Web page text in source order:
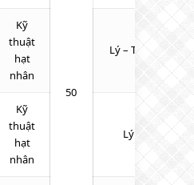
50
Kỹ
thuật
hạt
nhân
Lý – Toán –
Kỹ
thuật
hạt
nhân
Lý – Toán –